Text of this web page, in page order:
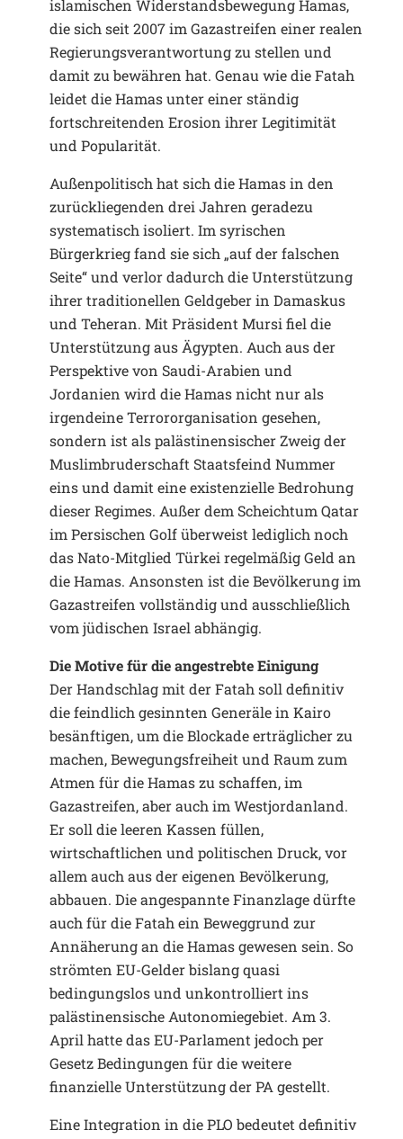
islamischen Widerstandsbewegung Hamas,
die sich seit 2007 im Gazastreifen einer realen
Regierungsverantwortung zu stellen und
damit zu bewähren hat. Genau wie die Fatah
leidet die Hamas unter einer ständig
fortschreitenden Erosion ihrer Legitimität
und Popularität.
Außenpolitisch hat sich die Hamas in den
zurückliegenden drei Jahren geradezu
systematisch isoliert. Im syrischen
Bürgerkrieg fand sie sich „auf der falschen
Seite“ und verlor dadurch die Unterstützung
ihrer traditionellen Geldgeber in Damaskus
und Teheran. Mit Präsident Mursi fiel die
Unterstützung aus Ägypten. Auch aus der
Perspektive von Saudi-Arabien und
Jordanien wird die Hamas nicht nur als
irgendeine Terrororganisation gesehen,
sondern ist als palästinensischer Zweig der
Muslimbruderschaft Staatsfeind Nummer
eins und damit eine existenzielle Bedrohung
dieser Regimes. Außer dem Scheichtum Qatar
im Persischen Golf überweist lediglich noch
das Nato-Mitglied Türkei regelmäßig Geld an
die Hamas. Ansonsten ist die Bevölkerung im
Gazastreifen vollständig und ausschließlich
vom jüdischen Israel abhängig.
Die Motive für die angestrebte Einigung
Der Handschlag mit der Fatah soll definitiv
die feindlich gesinnten Generäle in Kairo
besänftigen, um die Blockade erträglicher zu
machen, Bewegungsfreiheit und Raum zum
Atmen für die Hamas zu schaffen, im
Gazastreifen, aber auch im Westjordanland.
Er soll die leeren Kassen füllen,
wirtschaftlichen und politischen Druck, vor
allem auch aus der eigenen Bevölkerung,
abbauen. Die angespannte Finanzlage dürfte
auch für die Fatah ein Beweggrund zur
Annäherung an die Hamas gewesen sein. So
strömten EU-Gelder bislang quasi
bedingungslos und unkontrolliert ins
palästinensische Autonomiegebiet. Am 3.
April hatte das EU-Parlament jedoch per
Gesetz Bedingungen für die weitere
finanzielle Unterstützung der PA gestellt.
Eine Integration in die PLO bedeutet definitiv